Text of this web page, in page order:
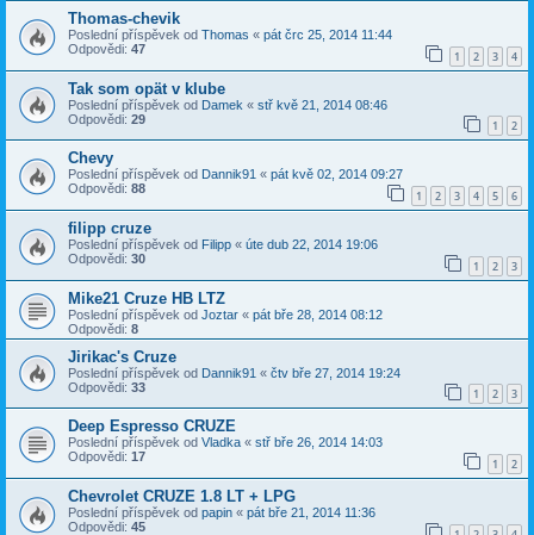
Thomas-chevik
Poslední příspěvek od Thomas « pát črc 25, 2014 11:44
Odpovědi: 47 1 2 3 4
Tak som opät v klube
Poslední příspěvek od Damek « stř kvě 21, 2014 08:46
Odpovědi: 29 1 2
Chevy
Poslední příspěvek od Dannik91 « pát kvě 02, 2014 09:27
Odpovědi: 88 1 2 3 4 5 6
filipp cruze
Poslední příspěvek od Filipp « úte dub 22, 2014 19:06
Odpovědi: 30 1 2 3
Mike21 Cruze HB LTZ
Poslední příspěvek od Joztar « pát bře 28, 2014 08:12
Odpovědi: 8
Jirikac's Cruze
Poslední příspěvek od Dannik91 « čtv bře 27, 2014 19:24
Odpovědi: 33 1 2 3
Deep Espresso CRUZE
Poslední příspěvek od Vladka « stř bře 26, 2014 14:03
Odpovědi: 17 1 2
Chevrolet CRUZE 1.8 LT + LPG
Poslední příspěvek od papin « pát bře 21, 2014 11:36
Odpovědi: 45